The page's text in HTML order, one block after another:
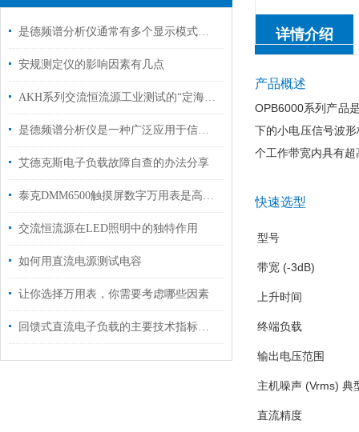
是德频谱分析仪通常有多个显示模式，包括对数型和线性型
安规测定仪的影响因素有几点
AKH系列交流恒流源工业测试的“定海神针”
是德频谱分析仪是一种广泛应用于信号处理和通信领域的仪器
艾德克斯电子负载故障自查的办法分享
泰克DMM6500触摸屏数字万用表是高精度测量的得力助手
交流恒流源在LED照明中的独特作用
如何用直流电源测试电容
让你选择万用表，你需要考虑哪些因素
回馈式直流电子负载的主要技术指标说明
详情介绍
产品概述
OPB6000系列产品
下的小电压信号波
个工作带宽内具有
快速选型
型号
带宽 (-3dB)
上升时间
终端负载
输出电压范围
主机噪声 (Vrms) 典
直流精度